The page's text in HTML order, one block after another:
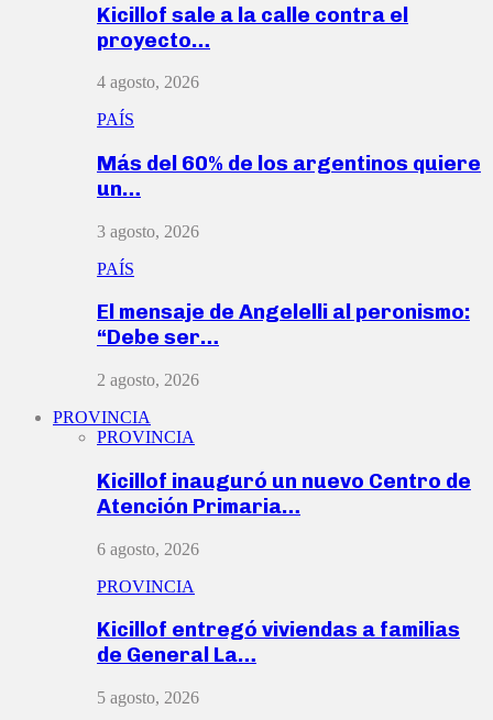
Kicillof sale a la calle contra el
proyecto…
4 agosto, 2026
PAÍS
Más del 60% de los argentinos quiere
un…
3 agosto, 2026
PAÍS
El mensaje de Angelelli al peronismo:
“Debe ser…
2 agosto, 2026
PROVINCIA
PROVINCIA
Kicillof inauguró un nuevo Centro de
Atención Primaria…
6 agosto, 2026
PROVINCIA
Kicillof entregó viviendas a familias
de General La…
5 agosto, 2026